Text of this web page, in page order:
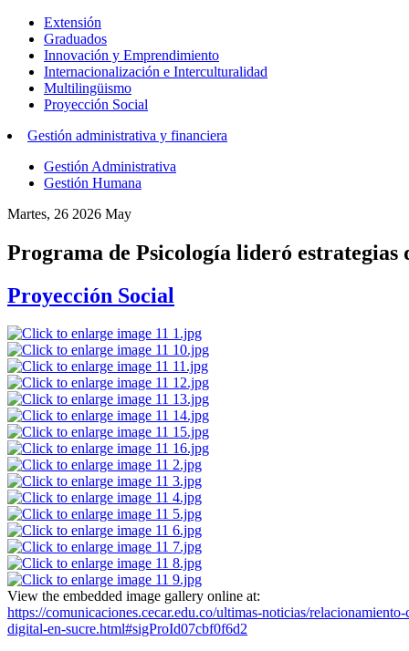
Extensión
Graduados
Innovación y Emprendimiento
Internacionalización e Interculturalidad
Multilingüismo
Proyección Social
Gestión administrativa y financiera
Gestión Administrativa
Gestión Humana
Martes, 26 2026 May
Programa de Psicología lideró
Proyección Social
View the embedded image gallery online at:
https://comunicaciones.cecar.edu.co/ultimas-noticias/
digital-en-sucre.html#sigProId07cbf0f6d2